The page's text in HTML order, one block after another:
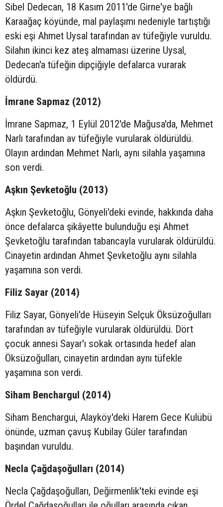
Sibel Dedecan, 18 Kasım 2011'de Girne'ye bağlı
Karaağaç köyünde, mal paylaşımı nedeniyle tartıştığı
eski eşi Ahmet Uysal tarafından av tüfeğiyle vuruldu.
Silahın ikinci kez ateş almaması üzerine Uysal,
Dedecan'a tüfeğin dipçiğiyle defalarca vurarak
öldürdü.
İmrane Sapmaz (2012)
İmrane Sapmaz, 1 Eylül 2012'de Mağusa'da, Mehmet
Narlı tarafından av tüfeğiyle vurularak öldürüldü.
Olayın ardından Mehmet Narlı, aynı silahla yaşamına
son verdi.
Aşkın Şevketoğlu (2013)
Aşkın Şevketoğlu, Gönyeli'deki evinde, hakkında daha
önce defalarca şikâyette bulunduğu eşi Ahmet
Şevketoğlu tarafından tabancayla vurularak öldürüldü.
Cinayetin ardından Ahmet Şevketoğlu aynı silahla
yaşamına son verdi.
Filiz Sayar (2014)
Filiz Sayar, Gönyeli'de Hüseyin Selçuk Öksüzoğulları
tarafından av tüfeğiyle vurularak öldürüldü. Dört
çocuk annesi Sayar'ı sokak ortasında hedef alan
Öksüzoğulları, cinayetin ardından aynı tüfekle
yaşamına son verdi.
Siham Benchargul (2014)
Siham Benchargui, Alayköy'deki Harem Gece Kulübü
önünde, uzman çavuş Kubilay Güler tarafından
başından vuruldu.
Necla Çağdaşoğulları (2014)
Necla Çağdaşoğulları, Değirmenlik'teki evinde eşi